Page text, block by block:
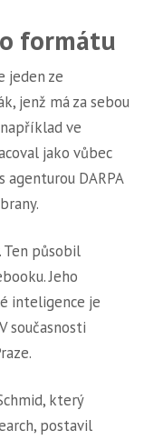
formátu
jeden ze
jenž má za sebou
ve
jako vůbec
agenturou DARPA
Ten působil
Jeho
inteligence je
současnosti
který
postavil